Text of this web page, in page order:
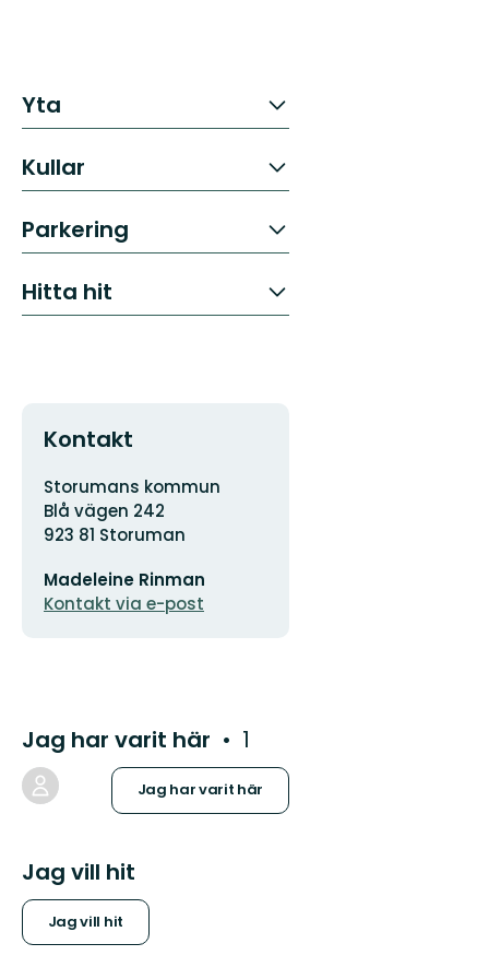
Yta
Kullar
Parkering
Hitta hit
Kontakt
Adress
Storumans kommun
Blå vägen 242
923 81 Storuman
postadress
Madeleine Rinman
Kontakt via e-post
Jag har varit här 1
Jag har varit här
Jag vill hit
Jag vill hit